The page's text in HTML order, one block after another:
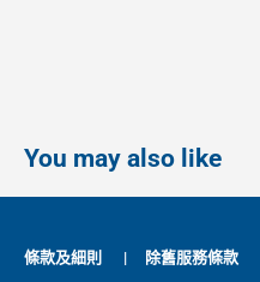
You may also like
條款及細則 | 除舊服務條款